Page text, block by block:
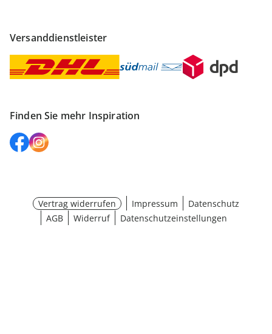
Versanddienstleister
Finden Sie mehr Inspiration
Vertrag widerrufen Impressum
Datenschutz
AGB
Widerruf Datenschutzeinstellungen